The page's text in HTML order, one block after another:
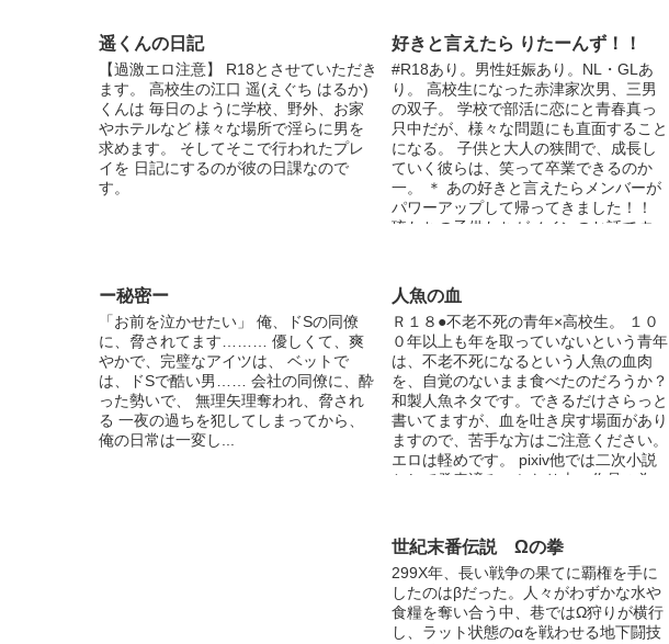
ゲ) →http://blove.jp/novel/62306-
lemon%20meringue/ 表紙絵をZuN様に
描いていただきましたo(>◡<)o 綺麗なイ
ケメン2人に見つめられ本気で照れま
す… はぁぁぁ素敵♪ かっこいい素敵な表
紙絵をありがとうございました(o´〰`o)
❤*✲ﾟ*｡ 関連イラスト、絶賛募集中で
す。スキップして泣いて喜びます。 遠
慮なく描いてやって下さい。 〜
が出てきますが、法律は 飲酒は20歳を
過ぎてから。未成年の飲酒はいけませ
ん。 ご理解の上お読みいただければ幸
いです。
遥くんの日記
【過激エロ注意】 R18とさせていただき
ます。 高校生の江口 遥(えぐち はるか)
くんは 毎日のように学校、野外、お家
やホテルなど 様々な場所で淫らに男を
求めます。 そしてそこで行われたプレ
イを 日記にするのが彼の日課なので
す。
好きと言えたら りたーんず！！
#R18あり。男性妊娠あり。NL・GLあ
り。 高校生になった赤津家次男、三男
の双子。 学校で部活に恋にと青春真っ
只中だが、様々な問題にも直面すること
になる。 子供と大人の狭間で、成長し
ていく彼らは、笑って卒業できるのか
一。 ＊ あの好きと言えたらメンバーが
パワーアップして帰ってきました！！
琉たちの子供たちがメインのお話です。
のりシリアス、青春ラブコメハッピーエ
ンド予定です。 ＊ 表紙絵:白夜様 イラス
ト、コメント、リクエスト、なんでも大
歓迎です！ お気軽にお声かけくださ
い。 ＊ 好きと言えたらシリーズ長編第3
弾。 前作を読んでいただけた方がより
楽しめると思います。 よろしければ、
『好きと言えたら』読了後、読んでみて
ください。 本作だけでもお楽しみいた
だけるとは思いますが、登場人物等は一
ー秘密ー
「お前を泣かせたい」 俺、ドSの同僚
に、脅されてます……… 優しくて、爽
やかで、完璧なアイツは、 ベットで
は、ドSで酷い男…… 会社の同僚に、酔
った勢いで、 無理矢理奪われ、脅され
る 一夜の過ちを犯してしまってから、
俺の日常は一変し...
人魚の血
Ｒ１８●不老不死の青年×高校生。 １０
０年以上も年を取っていないという青年
は、不老不死になるという人魚の血肉
を、自覚のないまま食べたのだろうか？
和製人魚ネタです。できるだけさらっと
書いてますが、血を吐き戻す場面があり
ますので、苦手な方はご注意ください。
エロは軽めです。 pixiv他では二次小説
として発表済み。かなり古い作品の為、
師・ぴよ様の素敵素材
【http://www.pixiv.net/member_illust.ph
p?mode=medium&illust_id=26103777】
からお借りしました。ありがとうござい
ました！
世紀末番伝説 Ωの拳
299X年、長い戦争の果てに覇権を手に
したのはβだった。人々がわずかな水や
食糧を奪い合う中、巷ではΩ狩りが横行
し、ラット状態のαを戦わせる地下闘技